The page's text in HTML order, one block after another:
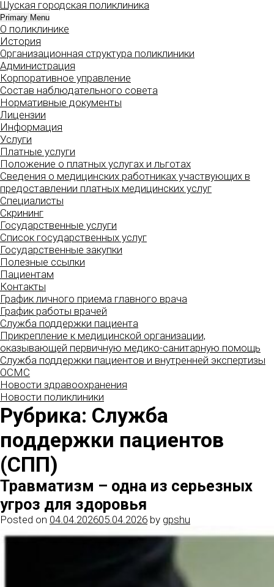
Skip
to
content
Шуская городская поликлиника
Primary Menu
О поликлинике
История
Организационная структура поликлиники
Администрация
Корпоративное управление
Состав наблюдательного совета
Нормативные документы
Лицензии
Информация
Услуги
Платные услуги
Положение о платных услугах и льготах
Сведения о медицинских работниках участвующих в
предоставлении платных медицинских услуг
Специалисты
Скрининг
Государственные услуги
Список государственных услуг
Государственные закупки
Полезные ссылки
Пациентам
Контакты
График личного приема главного врача
График работы врачей
Служба поддержки пациента
Прикрепление к медицинской организации,
оказывающей первичную медико-санитарную помощь
Служба поддержки пациентов и внутренней экспертизы
ОСМС
Новости здравоохранения
Новости поликлиники
Рубрика: Служба
поддержки пациентов
(СПП)
Травматизм – одна из серьезных
угроз для здоровья
Posted on 04.04.202605.04.2026 by gpshu